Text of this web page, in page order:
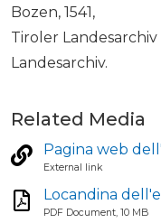
Bozen, 1541,
Tiroler
Landesarchiv.
Related Media
Pagina web
External link
Locandina
PDF Document, 10 MB